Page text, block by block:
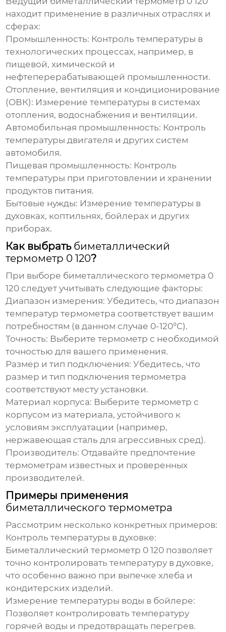
находит применение в различных отраслях и
сферах:
Промышленность: Контроль температуры в
технологических процессах, например, в
пищевой, химической и
нефтеперерабатывающей промышленности.
Отопление, вентиляция и кондиционирование
(ОВК): Измерение температуры в системах
отопления, водоснабжения и вентиляции.
Автомобильная промышленность: Контроль
температуры двигателя и других систем
автомобиля.
Пищевая промышленность: Контроль
температуры при приготовлении и хранении
продуктов питания.
Бытовые нужды: Измерение температуры в
духовках, коптильнях, бойлерах и других
приборах.
Как выбрать биметаллический
термометр 0 120?
При выборе биметаллического термометра 0
120 следует учитывать следующие факторы:
Диапазон измерения: Убедитесь, что диапазон
температур термометра соответствует вашим
потребностям (в данном случае 0-120°C).
Точность: Выберите термометр с необходимой
точностью для вашего применения.
Размер и тип подключения: Убедитесь, что
размер и тип подключения термометра
соответствуют месту установки.
Материал корпуса: Выберите термометр с
корпусом из материала, устойчивого к
условиям эксплуатации (например,
нержавеющая сталь для агрессивных сред).
Производитель: Отдавайте предпочтение
термометрам известных и проверенных
производителей.
Примеры применения
биметаллического термометра
Рассмотрим несколько конкретных примеров:
Контроль температуры в духовке:
Биметаллический термометр 0 120 позволяет
точно контролировать температуру в духовке,
что особенно важно при выпечке хлеба и
кондитерских изделий.
Измерение температуры воды в бойлере:
Позволяет контролировать температуру
горячей воды и предотвращать перегрев.